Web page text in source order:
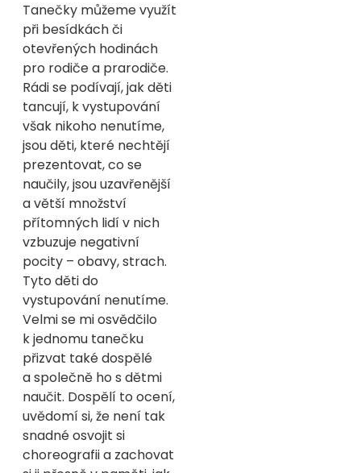
Tanečky můžeme využít
při besídkách či
otevřených hodinách
pro rodiče a prarodiče.
Rádi se podívají, jak děti
tancují, k vystupování
však nikoho nenutíme,
jsou děti, které nechtějí
prezentovat, co se
naučily, jsou uzavřenější
a větší množství
přítomných lidí v nich
vzbuzuje negativní
pocity – obavy, strach.
Tyto děti do
vystupování nenutíme.
Velmi se mi osvědčilo
k jednomu tanečku
přizvat také dospělé
a společně ho s dětmi
naučit. Dospělí to ocení,
uvědomí si, že není tak
snadné osvojit si
choreografii a zachovat